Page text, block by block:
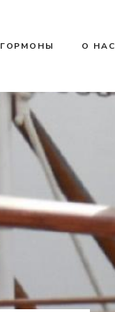
ГОРМОНЫ О НАС